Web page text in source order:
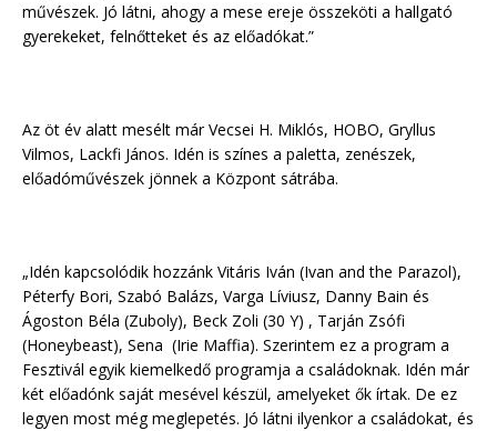
művészek. Jó látni, ahogy a mese ereje összeköti a hallgató
gyerekeket, felnőtteket és az előadókat.”
Az öt év alatt mesélt már Vecsei H. Miklós, HOBO, Gryllus
Vilmos, Lackfi János. Idén is színes a paletta, zenészek,
előadóművészek jönnek a Központ sátrába.
„Idén kapcsolódik hozzánk Vitáris Iván (Ivan and the Parazol),
Péterfy Bori, Szabó Balázs, Varga Líviusz, Danny Bain és
Ágoston Béla (Zuboly), Beck Zoli (30 Y) , Tarján Zsófi
(Honeybeast), Sena (Irie Maffia). Szerintem ez a program a
Fesztivál egyik kiemelkedő programja a családoknak. Idén már
két előadónk saját mesével készül, amelyeket ők írtak. De ez
legyen most még meglepetés. Jó látni ilyenkor a családokat, és